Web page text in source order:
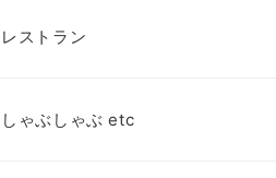
レストラン
しゃぶしゃぶ etc